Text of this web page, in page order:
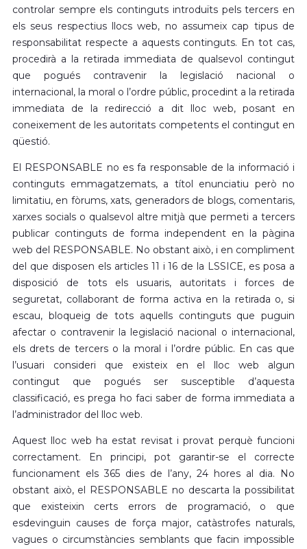
controlar sempre els continguts introduïts pels tercers en
els seus respectius llocs web, no assumeix cap tipus de
responsabilitat respecte a aquests continguts. En tot cas,
procedirà a la retirada immediata de qualsevol contingut
que pogués contravenir la legislació nacional o
internacional, la moral o l’ordre públic, procedint a la retirada
immediata de la redirecció a dit lloc web, posant en
coneixement de les autoritats competents el contingut en
qüestió.
El RESPONSABLE no es fa responsable de la informació i
continguts emmagatzemats, a títol enunciatiu però no
limitatiu, en fòrums, xats, generadors de blogs, comentaris,
xarxes socials o qualsevol altre mitjà que permeti a tercers
publicar continguts de forma independent en la pàgina
web del RESPONSABLE. No obstant això, i en compliment
del que disposen els articles 11 i 16 de la LSSICE, es posa a
disposició de tots els usuaris, autoritats i forces de
seguretat, col·laborant de forma activa en la retirada o, si
escau, bloqueig de tots aquells continguts que puguin
afectar o contravenir la legislació nacional o internacional,
els drets de tercers o la moral i l’ordre públic. En cas que
l’usuari consideri que existeix en el lloc web algun
contingut que pogués ser susceptible d’aquesta
classificació, es prega ho faci saber de forma immediata a
l’administrador del lloc web.
Aquest lloc web ha estat revisat i provat perquè funcioni
correctament. En principi, pot garantir-se el correcte
funcionament els 365 dies de l’any, 24 hores al dia. No
obstant això, el RESPONSABLE no descarta la possibilitat
que existeixin certs errors de programació, o que
esdevinguin causes de força major, catàstrofes naturals,
vagues o circumstàncies semblants que facin impossible